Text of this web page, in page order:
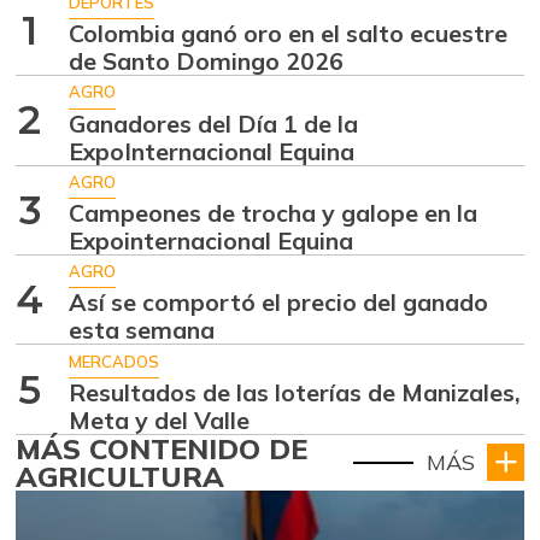
1
Colombia ganó oro en el salto ecuestre
de Santo Domingo 2026
2
AGRO
Ganadores del Día 1 de la
ExpoInternacional Equina
3
AGRO
Campeones de trocha y galope en la
Expointernacional Equina
4
AGRO
Así se comportó el precio del ganado
esta semana
5
MERCADOS
Resultados de las loterías de Manizales,
Meta y del Valle
MÁS CONTENIDO DE
AGRICULTURA MÁS